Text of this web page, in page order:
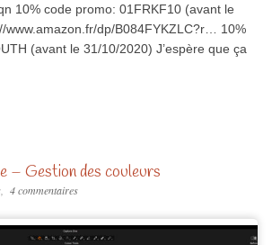
10% code promo: 01FRKF10 (avant le
www.amazon.fr/dp/B084FYKZLC?r… 10%
(avant le 31/10/2020) J’espère que ça
– Gestion des couleurs
4 commentaires